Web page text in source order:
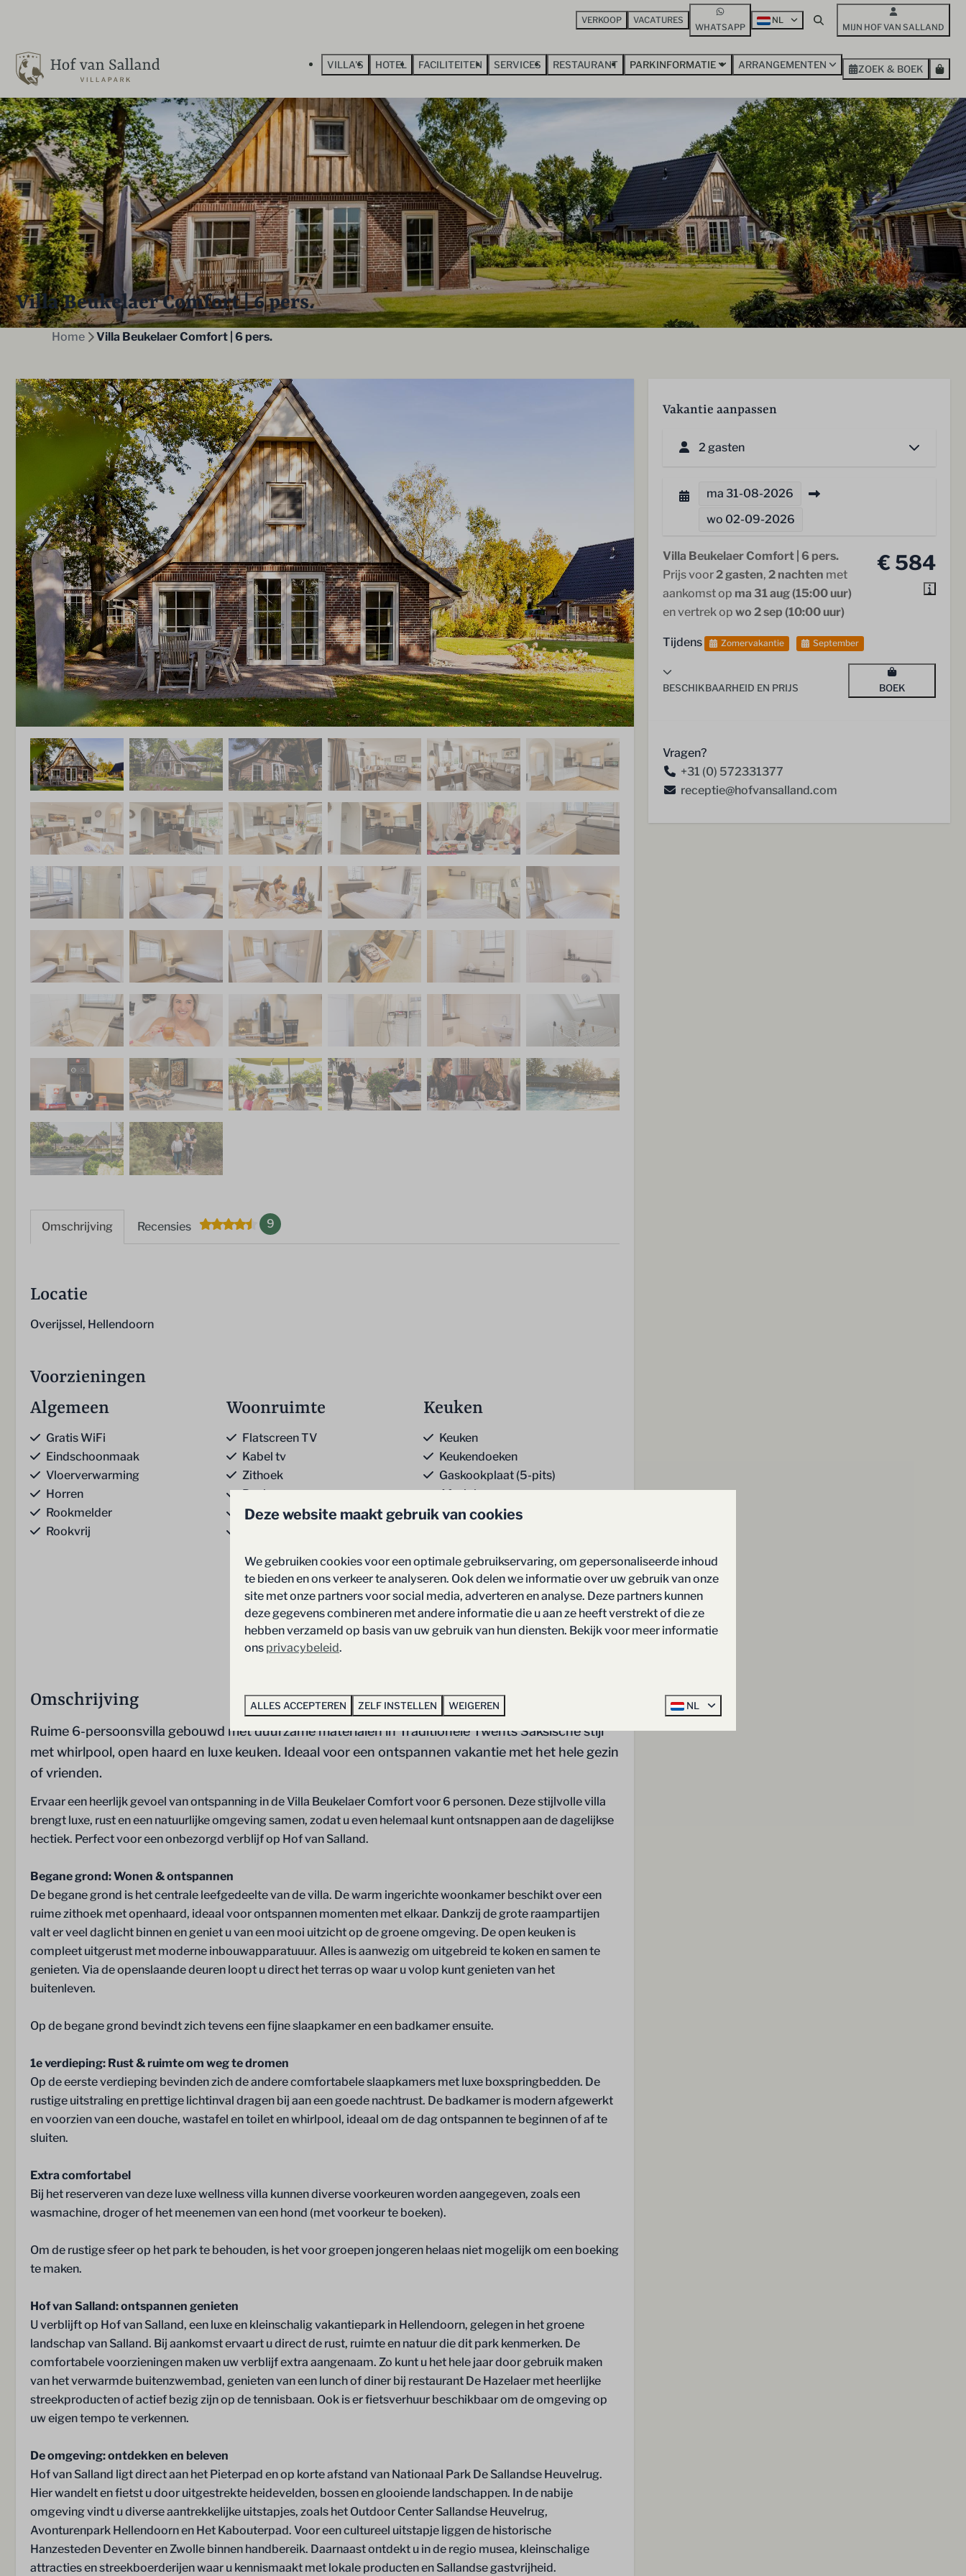
VERKOOP VACATURES
WHATSAPP
NL
MIJN HOF VAN SALLAND
VILLA'S HOTEL FACILITEITEN SERVICES RESTAURANT PARKINFORMATIE ARRANGEMENTEN ZOEK & BOEK
Villa Beukelaer Comfort | 6 pers.
Home Villa Beukelaer Comfort | 6 pers.
Omschrijving Recensies 9
Locatie
Overijssel, Hellendoorn
Voorzieningen
Algemeen
Gratis WiFi
Eindschoonmaak
Vloerverwarming
Horren
Rookmelder
Rookvrij
Woonruimte
Flatscreen TV
Kabel tv
Zithoek
Bank
Gasgestookte openhaard
Keuken
Keuken
Keukendoeken
Gaskookplaat (5-pits)
Afzuigkap
Koelkast
Magnetron
Vaatwasser
Illy espresso apparaat (hiervoor
gebruikt u speciale Illy-cups, deze
Keukengerei
Wijn & drinkglazen
Bestek
Eettafel
Badkamer
Handdoeken
Douche
Whirlpool
Badkamer op de begane grond
Wastafel
Slaapkamer
Bedlinnen
Boxspringbedden
2 Persoons bed (180x210): 2
3 slaapkamers
Tv op de slaapkamer
Slaapkamer op de begane grond:
1
Sanitair
Toilet
Wassen en drogen Ligging
Tuin
Schuur
Openslaande deuren naar het
Terras
Terras
Parasol
Ontbijtservice
Zwembad
Laadpalen
Trampoline
Speeltuin
Omschrijving
Ruime 6-persoonsvilla gebouwd met duurzame materialen in Traditionele Twents Saksische stijl
met whirlpool, open haard en luxe keuken. Ideaal voor een ontspannen vakantie met het hele gezin
of vrienden.
Ervaar een heerlijk gevoel van ontspanning in de Villa Beukelaer Comfort voor 6 personen. Deze stijlvolle villa
brengt luxe, rust en een natuurlijke omgeving samen, zodat u even helemaal kunt ontsnappen aan de dagelijkse
hectiek. Perfect voor een onbezorgd verblijf op Hof van Salland.
Begane grond: Wonen & ontspannen
De begane grond is het centrale leefgedeelte van de villa. De warm ingerichte woonkamer beschikt over een
ruime zithoek met openhaard, ideaal voor ontspannen momenten met elkaar. Dankzij de grote raampartijen
valt er veel daglicht binnen en geniet u van een mooi uitzicht op de groene omgeving. De open keuken is
compleet uitgerust met moderne inbouwapparatuuur. Alles is aanwezig om uitgebreid te koken en samen te
genieten. Via de openslaande deuren loopt u direct het terras op waar u volop kunt genieten van het
buitenleven.
Op de begane grond bevindt zich tevens een fijne slaapkamer en een badkamer ensuite.
1e verdieping: Rust & ruimte om weg te dromen
Op de eerste verdieping bevinden zich de andere comfortabele slaapkamers met luxe boxspringbedden. De
rustige uitstraling en prettige lichtinval dragen bij aan een goede nachtrust. De badkamer is modern afgewerkt
en voorzien van een douche, wastafel en toilet en whirlpool, ideaal om de dag ontspannen te beginnen of af te
sluiten.
Extra comfortabel
Bij het reserveren van deze luxe wellness villa kunnen diverse voorkeuren worden aangegeven, zoals een
wasmachine, droger of het meenemen van een hond (met voorkeur te boeken).
Om de rustige sfeer op het park te behouden, is het voor groepen jongeren helaas niet mogelijk om een boeking
te maken.
Hof van Salland: ontspannen genieten
U verblijft op Hof van Salland, een luxe en kleinschalig vakantiepark in Hellendoorn, gelegen in het groene
landschap van Salland. Bij aankomst ervaart u direct de rust, ruimte en natuur die dit park kenmerken. De
comfortabele voorzieningen maken uw verblijf extra aangenaam. Zo kunt u het hele jaar door gebruik maken
van het verwarmde buitenzwembad, genieten van een lunch of diner bij restaurant De Hazelaer met heerlijke
streekproducten of actief bezig zijn op de tennisbaan. Ook is er fietsverhuur beschikbaar om de omgeving op
uw eigen tempo te verkennen.
De omgeving: ontdekken en beleven
Hof van Salland ligt direct aan het Pieterpad en op korte afstand van Nationaal Park De Sallandse Heuvelrug.
Hier wandelt en fietst u door uitgestrekte heidevelden, bossen en glooiende landschappen. In de nabije
omgeving vindt u diverse aantrekkelijke uitstapjes, zoals het Outdoor Center Sallandse Heuvelrug,
Avonturenpark Hellendoorn en Het Kabouterpad. Voor een cultureel uitstapje liggen de historische
Hanzesteden Deventer en Zwolle binnen handbereik. Daarnaast ontdekt u in de regio musea, kleinschalige
attracties en streekboerderijen waar u kennismaakt met lokale producten en Sallandse gastvrijheid.
Vakantie aanpassen
2 gasten
ma 31-08-2026
wo 02-09-2026
€ 584
Villa Beukelaer Comfort | 6 pers.
Prijs voor2 gasten, 2 nachten met
aankomst op ma 31 aug (15:00 uur)
en vertrek op wo 2 sep (10:00 uur)
Tijdens Zomervakantie September
BESCHIKBAARHEID EN PRIJS BOEK
Vragen?
+31 (0) 572331377
receptie@hofvansalland.com
Deze website maakt gebruik van cookies
We gebruiken cookies voor een optimale gebruikservaring, om gepersonaliseerde inhoud
te bieden en ons verkeer te analyseren. Ook delen we informatie over uw gebruik van onze
site met onze partners voor social media, adverteren en analyse. Deze partners kunnen
deze gegevens combineren met andere informatie die u aan ze heeft verstrekt of die ze
hebben verzameld op basis van uw gebruik van hun diensten. Bekijk voor meer informatie
ons privacybeleid.
ALLES ACCEPTEREN ZELF INSTELLEN WEIGEREN NL